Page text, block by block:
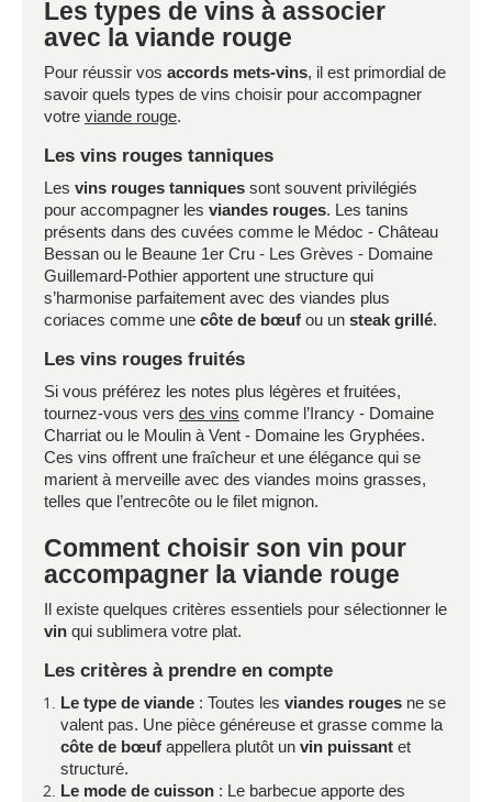
Les types de vins à associer
avec la viande rouge
Pour réussir vos accords mets-vins, il est primordial de
savoir quels types de vins choisir pour accompagner
votre viande rouge.
Les vins rouges tanniques
Les vins rouges tanniques sont souvent privilégiés
pour accompagner les viandes rouges. Les tanins
présents dans des cuvées comme le Médoc - Château
Bessan ou le Beaune 1er Cru - Les Grèves - Domaine
Guillemard-Pothier apportent une structure qui
s’harmonise parfaitement avec des viandes plus
coriaces comme une côte de bœuf ou un steak grillé.
Les vins rouges fruités
Si vous préférez les notes plus légères et fruitées,
tournez-vous vers des vins comme l’Irancy - Domaine
Charriat ou le Moulin à Vent - Domaine les Gryphées.
Ces vins offrent une fraîcheur et une élégance qui se
marient à merveille avec des viandes moins grasses,
telles que l’entrecôte ou le filet mignon.
Comment choisir son vin pour
accompagner la viande rouge
Il existe quelques critères essentiels pour sélectionner le
vin qui sublimera votre plat.
Les critères à prendre en compte
Le type de viande : Toutes les viandes rouges ne se
valent pas. Une pièce généreuse et grasse comme la
côte de bœuf appellera plutôt un vin puissant et
structuré.
Le mode de cuisson : Le barbecue apporte des